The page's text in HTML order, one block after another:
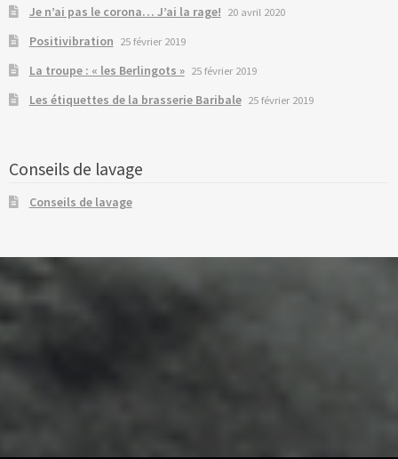
Je n’ai pas le corona… J’ai la rage! 20 avril 2020
Positivibration 25 février 2019
La troupe : « les Berlingots » 25 février 2019
Les étiquettes de la brasserie Baribale 25 février 2019
Conseils de lavage
Conseils de lavage